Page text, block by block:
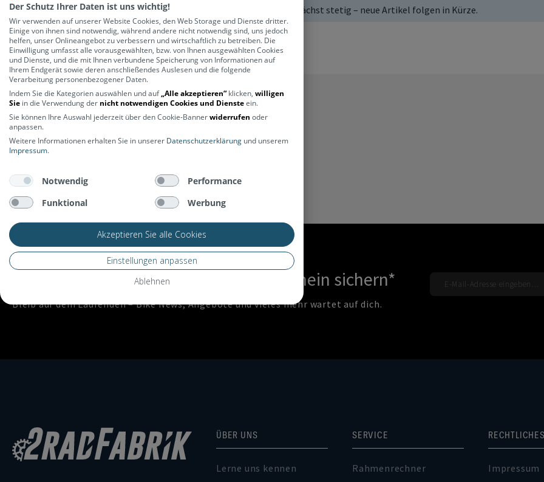
Der Shop wächst stetig – neue Artikel folgen in Kürze.
Newsletter abonnieren und 20€ Gutschein sichern*
Bleib auf dem Laufenden – Bike News, Angebote und vieles mehr wartet auf dich.
ÜBER UNS
Lerne uns kennen
SERVICE
Rahmenrechner
RECHTLICHES
Impressum
Der Schutz Ihrer Daten ist uns wichtig!
Wir verwenden auf unserer Website Cookies, den Web Storage und Dienste dritter.
Einige von ihnen sind notwendig, während andere nicht notwendig sind, uns jedoch
helfen, unser Onlineangebot zu verbessern und wirtschaftlich zu betreiben. Die
Einwilligung umfasst alle vorausgewählten, bzw. von Ihnen ausgewählten Cookies
und Dienste, und die mit Ihnen verbundene Speicherung von Informationen auf
Ihrem Endgerät sowie deren anschließendes Auslesen und die folgende
Verarbeitung personenbezogener Daten.
Indem Sie die Kategorien auswählen und auf„Alle akzeptieren“klicken, willigen
Sie in die Verwendung der nicht notwendigen Cookies und Diensteein.
Sie können Ihre Auswahl jederzeit über den Cookie-Bannerwiderrufen oder
anpassen.
Weitere Informationen erhalten Sie in unserer Datenschutzerklärung und unserem
Impressum.
Notwendig
Performance
Funktional
Werbung
Akzeptieren Sie alle Cookies
Einstellungen anpassen
Ablehnen